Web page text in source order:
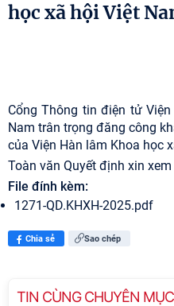
học xã hội Việt
Cổng Thông tin điện tử
Nam trân trọng đăng công
của Viện Hàn lâm Khoa học
Toàn văn Quyết định xin
File đính kèm:
1271-QD.KHXH-2025.pdf
Chia sẻ Sao chép
TIN CÙNG CHUYÊN MỤC